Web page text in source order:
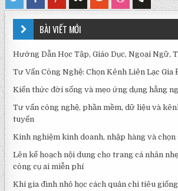
BÀI VIẾT MỚI
Hướng Dẫn Học Tập, Giáo Dục, Ngoại Ngữ,
Tư Vấn Công Nghệ: Chọn Kênh Liên Lạc Gia
Kiến thức đời sống và mẹo ứng dụng hằng
Tư vấn công nghệ, phần mềm, dữ liệu và
tuyến
Kinh nghiệm kinh doanh, nhập hàng và chọn
Lên kế hoạch nội dung cho trang cá nhân
công cụ ai miễn phí
Khi gia đình nhỏ học cách quản chi tiêu